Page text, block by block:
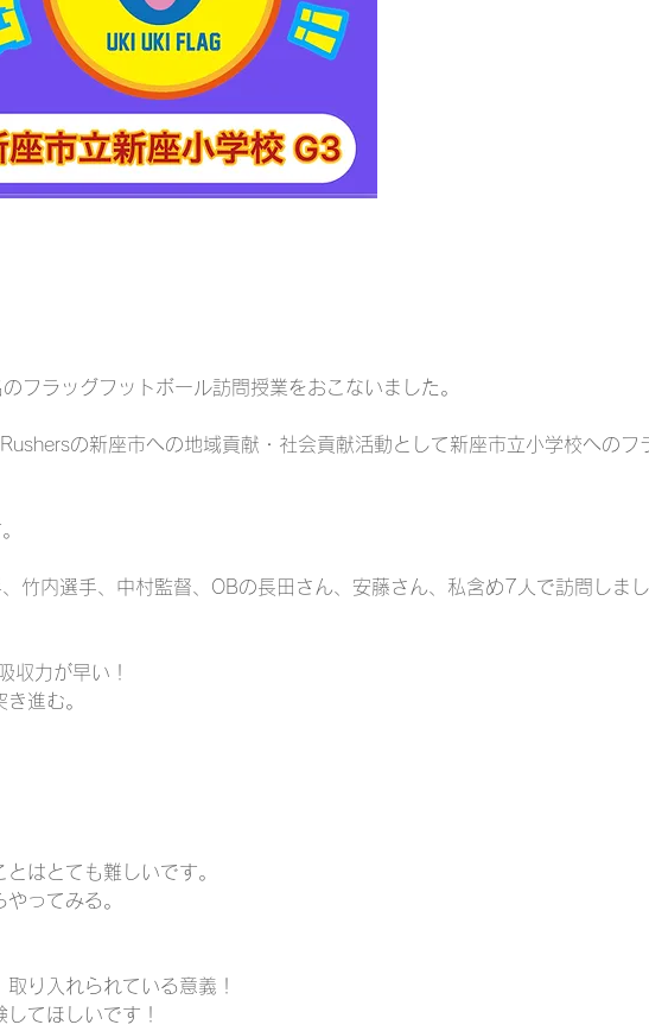
フラッグフットボール訪問授業をおこないました。
の新座市への地域貢献・社会貢献活動として新座市立小学校へのフ
竹内選手、中村監督、OBの長田さん、安藤さん、私含め7人で訪問しまし
収力が早い！
進む。
はとても難しいです。
ってみる。
り入れられている意義！
てほしいです！